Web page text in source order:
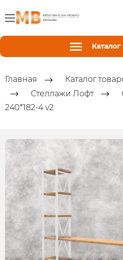
Главная Каталог
Стеллажи Лофт
240*182-4 v2